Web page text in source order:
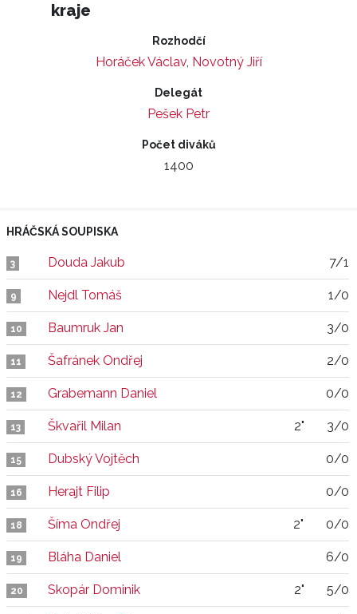
kraje
Rozhodčí
Horáček Václav, Novotný Jiří
Delegát
Pešek Petr
Počet diváků
1400
HRÁČSKÁ SOUPISKA
3 Douda Jakub 7/1
9 Nejdl Tomáš 1/0
10 Baumruk Jan 3/0
11 Šafránek Ondřej 2/0
12 Grabemann Daniel 0/0
13 Škvařil Milan 2" 3/0
15 Dubský Vojtěch 0/0
16 Herajt Filip 0/0
18 Šíma Ondřej 2" 0/0
19 Bláha Daniel 6/0
20 Skopár Dominik 2" 5/0